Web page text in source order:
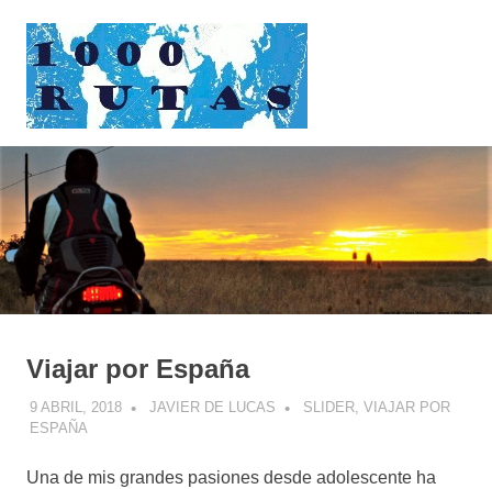
contenido
sobre
dos
ruedas
Viajar por España
9 ABRIL, 2018 JAVIER DE LUCAS SLIDER, VIAJAR POR
ESPAÑA
Una de mis grandes pasiones desde adolescente ha